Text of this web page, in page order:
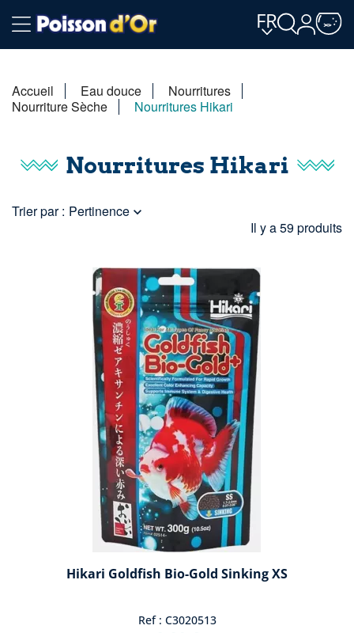
FR
Accueil Eau douce
Nourritures
Nourriture Sèche
Nourritures Hikari
Nourritures Hikari
Trier par : Pertinence 
Il y a 59 produits
Hikari Goldfish Bio-Gold Sinking XS
Ref : C3020513